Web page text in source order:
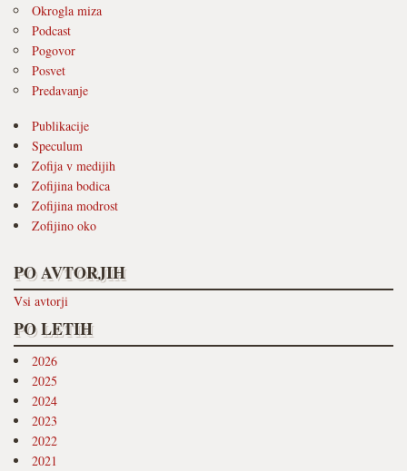
Okrogla miza
Podcast
Pogovor
Posvet
Predavanje
Publikacije
Speculum
Zofija v medijih
Zofijina bodica
Zofijina modrost
Zofijino oko
PO AVTORJIH
Vsi avtorji
PO LETIH
2026
2025
2024
2023
2022
2021